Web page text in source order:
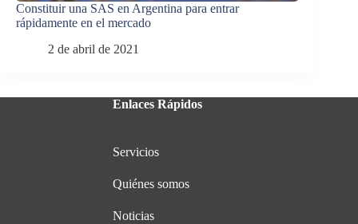
Constituir una SAS en Argentina para entrar
rápidamente en el mercado
2 de abril de 2021
Enlaces Rápidos
Servicios
Quiénes somos
Noticias